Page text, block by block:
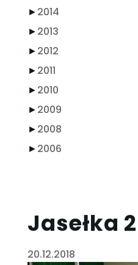
►2014
►2013
►2012
►2011
►2010
►2009
►2008
►2006
Jasełka
20.12.2018